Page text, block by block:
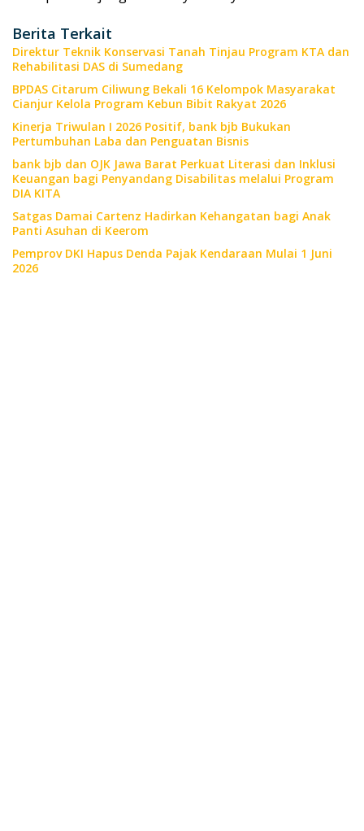
Berita Terkait
Direktur Teknik Konservasi Tanah Tinjau Program KTA dan
Rehabilitasi DAS di Sumedang
BPDAS Citarum Ciliwung Bekali 16 Kelompok Masyarakat
Cianjur Kelola Program Kebun Bibit Rakyat 2026
Kinerja Triwulan I 2026 Positif, bank bjb Bukukan
Pertumbuhan Laba dan Penguatan Bisnis
bank bjb dan OJK Jawa Barat Perkuat Literasi dan Inklusi
Keuangan bagi Penyandang Disabilitas melalui Program
DIA KITA
Satgas Damai Cartenz Hadirkan Kehangatan bagi Anak
Panti Asuhan di Keerom
Pemprov DKI Hapus Denda Pajak Kendaraan Mulai 1 Juni
2026